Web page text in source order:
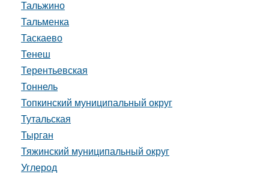
Тальжино
Тальменка
Таскаево
Тенеш
Терентьевская
Тоннель
Топкинский муниципальный округ
Тутальская
Тырган
Тяжинский муниципальный округ
Углерод